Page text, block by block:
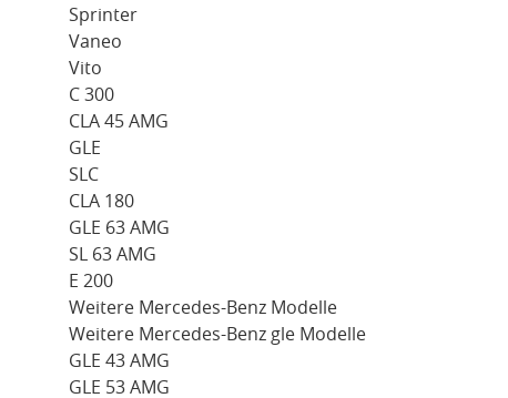
Sprinter
Vaneo
Vito
C 300
CLA 45 AMG
GLE
SLC
CLA 180
GLE 63 AMG
SL 63 AMG
E 200
Weitere Mercedes-Benz Modelle
Weitere Mercedes-Benz gle Modelle
GLE 43 AMG
GLE 53 AMG